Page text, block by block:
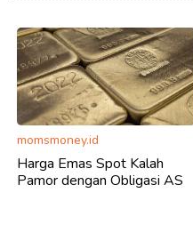
momsmoney.id
Harga Emas Spot Kalah
Pamor dengan Obligasi AS